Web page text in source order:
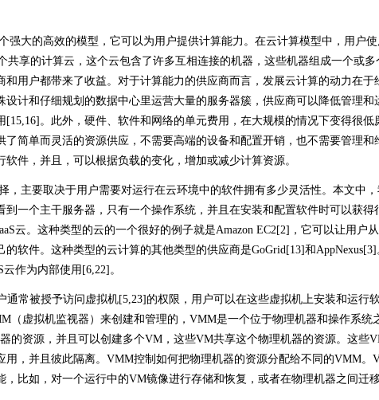
大的高效的模型，它可以为用户提供计算能力。在云计算模型中，用户使
共享的计算云，这个云包含了许多互相连接的机器，这些机器组成一个或多
和用户都带来了收益。对于计算能力的供应商而言，发展云计算的动力在于
设计和仔细规划的数据中心里运营大量的服务器簇，供应商可以降低管理和
[15,16]。此外，硬件、软件和网络的单元费用，在大规模的情况下变得很低
了简单而灵活的资源供应，不需要高端的设备和配置开销，也不需要管理和
件，并且，可以根据负载的变化，增加或减少计算资源。
主要取决于用户需要对运行在云环境中的软件拥有多少灵活性。本文中，
到一个主干服务器，只有一个操作系统，并且在安装和配置软件时可以获得
云。这种类型的云的一个很好的例子就是Amazon EC2[2]，它可以让用户从
软件。这种类型的云计算的其他类型的供应商是GoGrid[13]和AppNexus[3]
作为内部使用[6,22]。
常被授予访问虚拟机[5,23]的权限，用户可以在这些虚拟机上安装和运行
（虚拟机监视器）来创建和管理的，VMM是一个位于物理机器和操作系统
的资源，并且可以创建多个VM，这些VM共享这个物理机器的资源。这些
用，并且彼此隔离。VMM控制如何把物理机器的资源分配给不同的VMM。
，比如，对一个运行中的VM镜像进行存储和恢复，或者在物理机器之间迁移